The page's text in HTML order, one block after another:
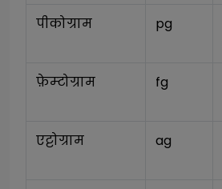
पीकोग्राम pg
फ़ेम्टोग्राम fg
एट्टोग्राम ag